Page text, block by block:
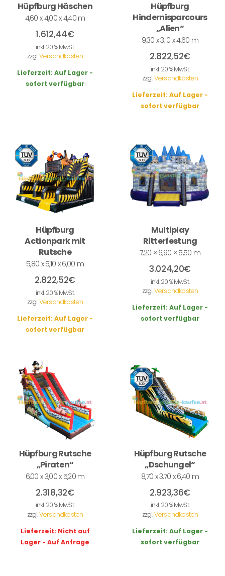
Hüpfburg Häschen
4,60 x 4,00 x 4,40 m
1.612,44€
inkl. 20 % MwSt.
zzgl.Versandkosten
Lieferzeit: Auf Lager -
sofort verfügbar
Hüpfburg
Hindernisparcours
„Alien“
9,30 x 3,10 x 4,60 m
2.822,52€
inkl. 20 % MwSt.
zzgl.Versandkosten
Lieferzeit: Auf Lager -
sofort verfügbar
Hüpfburg
Actionpark mit
Rutsche
5,80 x 5,10 x 6,00 m
2.822,52€
inkl. 20 % MwSt.
zzgl.Versandkosten
Lieferzeit: Auf Lager -
sofort verfügbar
Multiplay
Ritterfestung
7,20 × 6,90 × 5,50 m
3.024,20€
inkl. 20 % MwSt.
zzgl.Versandkosten
Lieferzeit: Auf Lager -
sofort verfügbar
Hüpfburg Rutsche
„Piraten“
6,00 x 3,00 x 5,20 m
2.318,32€
inkl. 20 % MwSt.
zzgl.Versandkosten
Lieferzeit: Nicht auf
Lager - Auf Anfrage
Hüpfburg Rutsche
„Dschungel“
8,70 x 3,70 x 6,40 m
2.923,36€
inkl. 20 % MwSt.
zzgl.Versandkosten
Lieferzeit: Auf Lager -
sofort verfügbar